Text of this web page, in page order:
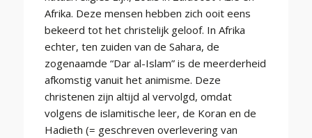
Afrika. Deze mensen hebben zich ooit eens
bekeerd tot het christelijk geloof. In Afrika
echter, ten zuiden van de Sahara, de
zogenaamde “Dar al-Islam” is de meerderheid
afkomstig vanuit het animisme. Deze
christenen zijn altijd al vervolgd, omdat
volgens de islamitische leer, de Koran en de
Hadieth (= geschreven overlevering van